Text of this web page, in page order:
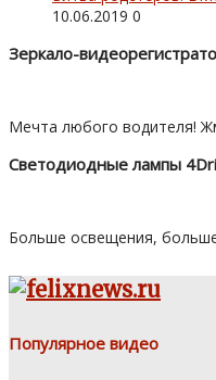
10.06.2019 0
Зеркало-
Мечта любого водителя!
Светодиодные лампы
Больше освещения,
Популярное видео